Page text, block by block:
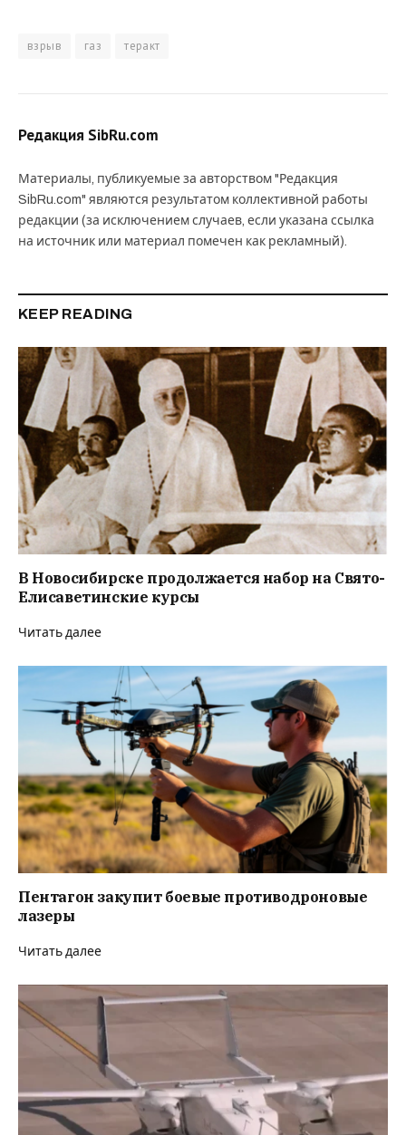
взрыв газ теракт
Редакция SibRu.com
Материалы, публикуемые за авторством "Редакция
SibRu.com" являются результатом коллективной работы
редакции (за исключением случаев, если указана ссылка
на источник или материал помечен как рекламный).
KEEP READING
В Новосибирске продолжается набор на Свято-
Елисаветинские курсы
Читать далее
Пентагон закупит боевые противодроновые
лазеры
Читать далее